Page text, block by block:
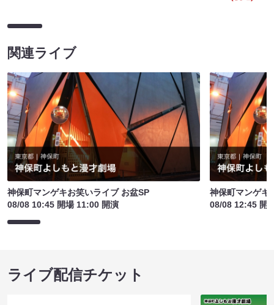
関連ライブ
神保町マンゲキお笑いライブ お盆SP
08/08 10:45 開場 11:00 開演
神保町マンゲキ
08/08 12:45 開
ライブ配信チケット